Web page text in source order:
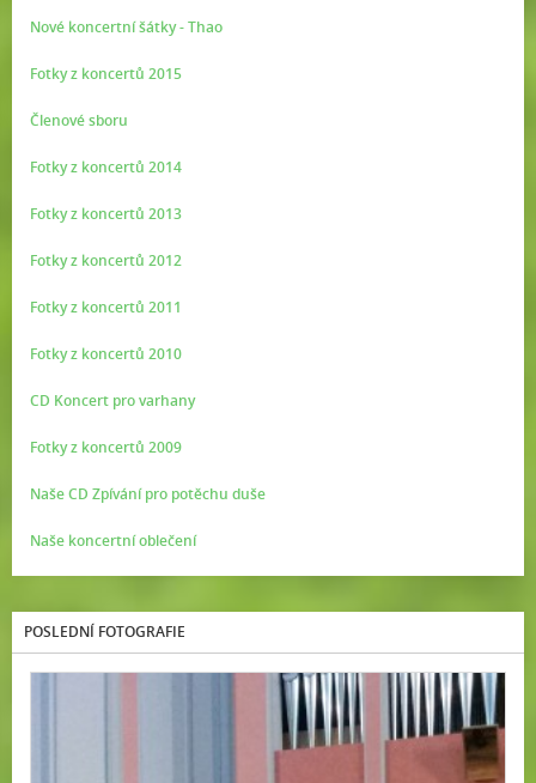
Nové koncertní šátky - Thao
Fotky z koncertů 2015
Členové sboru
Fotky z koncertů 2014
Fotky z koncertů 2013
Fotky z koncertů 2012
Fotky z koncertů 2011
Fotky z koncertů 2010
CD Koncert pro varhany
Fotky z koncertů 2009
Naše CD Zpívání pro potěchu duše
Naše koncertní oblečení
POSLEDNÍ FOTOGRAFIE